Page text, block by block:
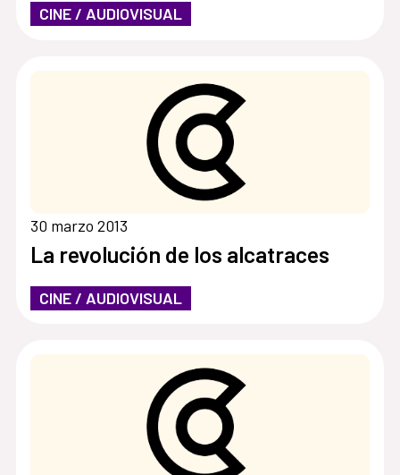
CINE / AUDIOVISUAL
30 marzo 2013
La revolución de los alcatraces
CINE / AUDIOVISUAL